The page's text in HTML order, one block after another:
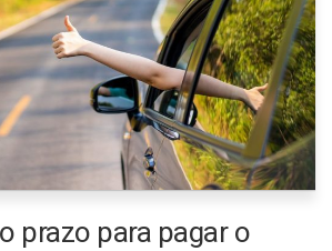
prazo para pagar o